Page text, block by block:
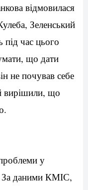
відмовилася
Зеленський
час цього
що дати
не почував себе
вирішили, що
у
За даними КМІС,